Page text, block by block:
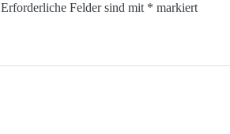
Erforderliche Felder sind mit * markiert